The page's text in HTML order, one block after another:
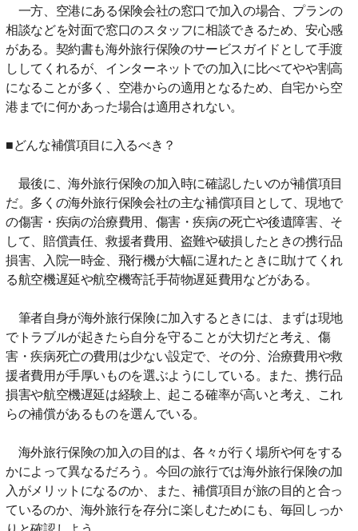
一方、空港にある保険会社の窓口で加入の場合、プランの
相談などを対面で窓口のスタッフに相談できるため、安心感
がある。契約書も海外旅行保険のサービスガイドとして手渡
ししてくれるが、インターネットでの加入に比べてやや割高
になることが多く、空港からの適用となるため、自宅から空
港までに何かあった場合は適用されない。
■どんな補償項目に入るべき？
最後に、海外旅行保険の加入時に確認したいのが補償項目
だ。多くの海外旅行保険会社の主な補償項目として、現地で
の傷害・疾病の治療費用、傷害・疾病の死亡や後遺障害、そ
して、賠償責任、救援者費用、盗難や破損したときの携行品
損害、入院一時金、飛行機が大幅に遅れたときに助けてくれ
る航空機遅延や航空機寄託手荷物遅延費用などがある。
筆者自身が海外旅行保険に加入するときには、まずは現地
でトラブルが起きたら自分を守ることが大切だと考え、傷
害・疾病死亡の費用は少ない設定で、その分、治療費用や救
援者費用が手厚いものを選ぶようにしている。また、携行品
損害や航空機遅延は経験上、起こる確率が高いと考え、これ
らの補償があるものを選んでいる。
海外旅行保険の加入の目的は、各々が行く場所や何をする
かによって異なるだろう。今回の旅行では海外旅行保険の加
入がメリットになるのか、また、補償項目が旅の目的と合っ
ているのか、海外旅行を存分に楽しむためにも、毎回しっか